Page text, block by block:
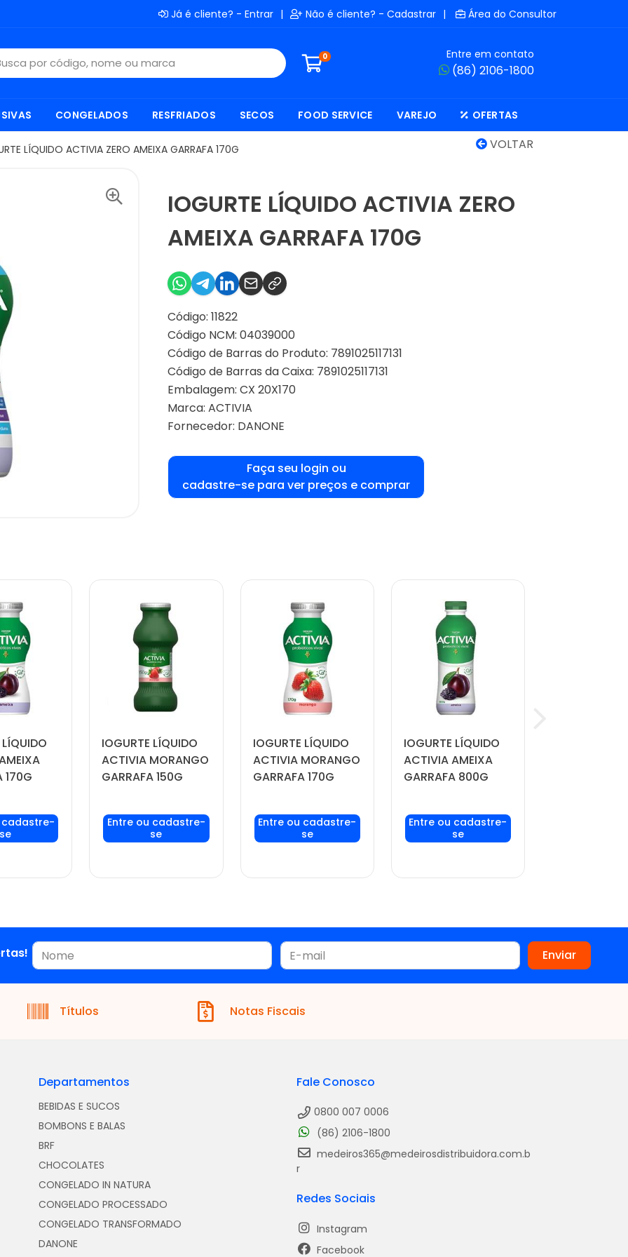
Já é cliente? - Entrar | Não é cliente? - Cadastrar | Área do Consultor
0 Entre em contato
(86) 2106-1800
CONGELADOS RESFRIADOS SECOS FOOD SERVICE VAREJO OFERTAS
VOLTAR
LÍQUIDO ACTIVIA ZERO AMEIXA GARRAFA 170G
IOGURTE LÍQUIDO ACTIVIA ZERO
AMEIXA GARRAFA 170G
Código: 11822
Código NCM: 04039000
Código de Barras do Produto: 7891025117131
Código de Barras da Caixa: 7891025117131
Embalagem: CX 20X170
Marca: ACTIVIA
Fornecedor: DANONE
Faça seu login ou
cadastre-se para ver preços e comprar
170G
login
ou
se
IOGURTE LÍQUIDO
ACTIVIA MORANGO
GARRAFA 150G
Faça seu login
ou
cadastre-se
IOGURTE LÍQUIDO
ACTIVIA MORANGO
GARRAFA 170G
Faça seu login
ou
cadastre-se
IOGURTE LÍQUIDO
ACTIVIA AMEIXA
GARRAFA 800G
Faça seu login
ou
cadastre-se
Títulos Notas Fiscais
Departamentos
BEBIDAS E SUCOS
BOMBONS E BALAS
BRF
CHOCOLATES
CONGELADO IN NATURA
CONGELADO PROCESSADO
CONGELADO TRANSFORMADO
DANONE
Fale Conosco
0800 007 0006
(86) 2106-1800
medeiros365@medeirosdistribuidora.com.b
r
Redes Sociais
Instagram
Facebook